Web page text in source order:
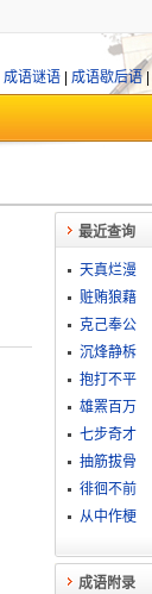
成语谜语| 成语歇后语|
最近查询
天真烂漫
赃贿狼藉
克己奉公
沉烽静柝
抱打不平
雄罴百万
七步奇才
抽筋拔骨
徘徊不前
从中作梗
成语附录